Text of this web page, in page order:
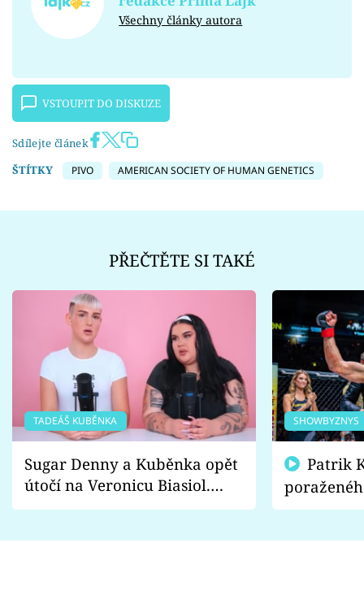
Všechny články autora
VSTOUPIT DO DISKUZE
Sdílejte článek
ŠTÍTKY
PIVO AMERICAN SOCIETY OF HUMAN GENETICS
PŘEČTĚTE SI TAKÉ
TADEÁŠ KUBĚNKA
Sugar Denny a Kuběnka opět
útočí na Veronicu Biasiol.
Proč je podle nich falešná a
SHOWBYZNYS
fanoušci